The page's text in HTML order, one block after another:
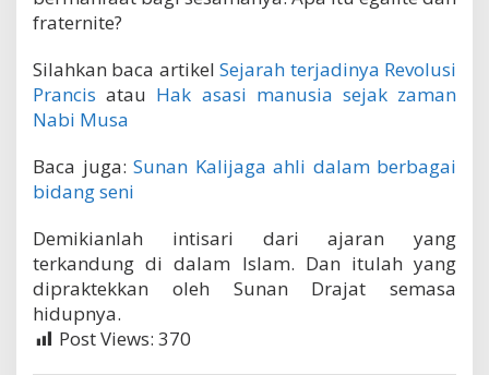
fraternite?
Silahkan baca artikelSejarah terjadinya Revolusi
Prancis atau Hak asasi manusia sejak zaman
Nabi Musa
Baca juga: Sunan Kalijaga ahli dalam berbagai
bidang seni
Demikianlah intisari dari ajaran yang
terkandung di dalam Islam. Dan itulah yang
dipraktekkan oleh Sunan Drajat semasa
hidupnya.
Post Views: 370